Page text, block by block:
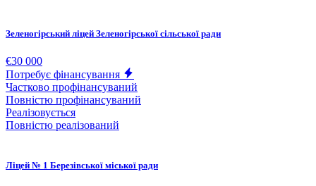
Зеленогірський ліцей Зеленогірської сільської ради
€30 000
Потребує фінансування
Частково профінансуваний
Повністю профінансуваний
Реалізовується
Повністю реалізований
Ліцей № 1 Березівської міської ради